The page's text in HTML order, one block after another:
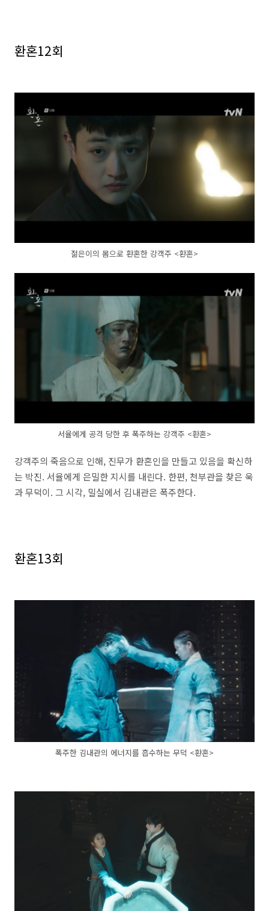
환혼12회
젊은이의 몸으로 환혼한 강객주 <환혼>
서율에게 공격 당한 후 폭주하는 강객주 <환혼>
강객주의 죽음으로 인해, 진무가 환혼인을 만들고 있음을 확신하
는 박진. 서율에게 은밀한 지시를 내린다. 한편, 천부관을 찾은 욱
과 무덕이. 그 시각, 밀실에서 김내관은 폭주한다.
환혼13회
폭주한 김내관의 에너지를 흡수하는 무덕 <환혼>